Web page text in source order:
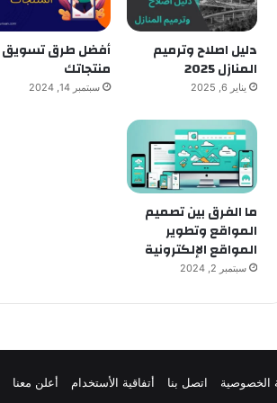
دليل اصلاح وترميم
المنازل 2025
يناير 6, 2025
أفضل طرق تسويق
منتجاتك
سبتمبر 14, 2024
ما الفرق بين تصميم
المواقع وتطوير
المواقع الإلكترونية
سبتمبر 2, 2024
الخصوصية اتصل بنا أتفاقية الأستخدام أعلن معنا